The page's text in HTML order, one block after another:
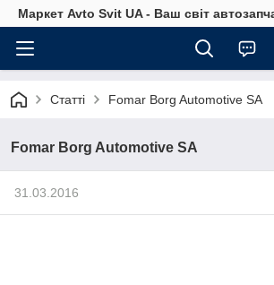
Маркет Avto Svit UA - Ваш світ
Статті Fomar Borg Automotive SA
Fomar Borg Automotive SA
31.03.2016